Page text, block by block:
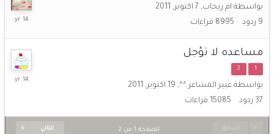
بواسطة ام ريحاب, 7 اكتوبر, 2011
9 ردود 8995 قراءات
14
2011
مساعده لا تؤجل
1
2
بواسطة عبير المشاعر ^^, 19 اكتوبر, 2011
37 ردود 15085 قراءات
18
التالي الصفحة 1 من 2